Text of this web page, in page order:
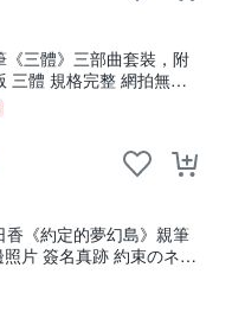
《三體》三部曲套裝，附
三體 規格完整 網拍無疑
三體》全系列親筆簽名版
劉慈欣 《三體》
香《約定的夢幻島》親筆
片 簽名真跡 約束のネバ
片收藏 水明日香 網路握